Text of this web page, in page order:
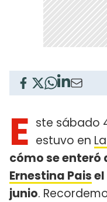
E ste sábado
estuvo en
cómo se enteró
Ernestina Pais
junio.